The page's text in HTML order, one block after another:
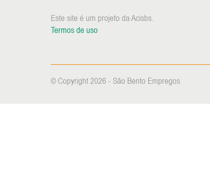
Este site é um projeto da Acisbs.
Termos de uso
© Copyright 2026 - São Bento Empregos